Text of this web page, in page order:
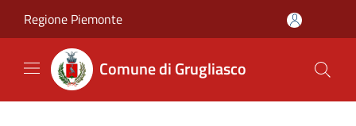
Regione Piemonte
Comune di Grugliasco